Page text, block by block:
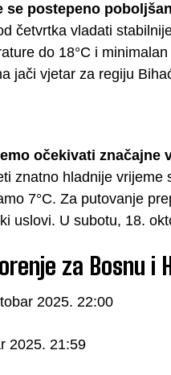
se postepeno
četvrtka vladati
do 18°C i
jači vjetar za regiju
očekivati značajne
znatno hladnije
7°C. Za putovanje
uslovi. U subotu, 18.
za Bosnu i
2025. 22:00
2025. 21:59